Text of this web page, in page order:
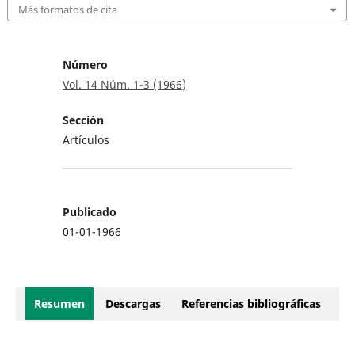
Más formatos de cita
Número
Vol. 14 Núm. 1-3 (1966)
Sección
Artículos
Publicado
01-01-1966
Resumen Descargas Referencias bibliográficas